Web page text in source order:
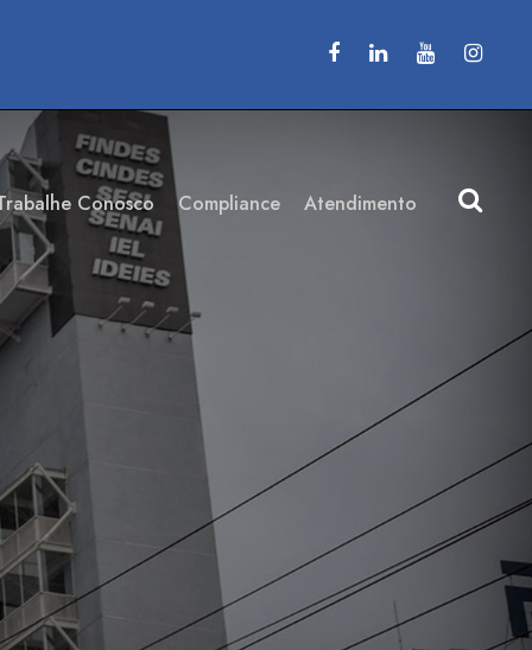
Conosco Compliance Atendimento